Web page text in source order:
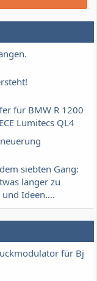
für BMW R 1200
Lumitecs QL4
siebten Gang:
länger zu
Ideen....
für Bj